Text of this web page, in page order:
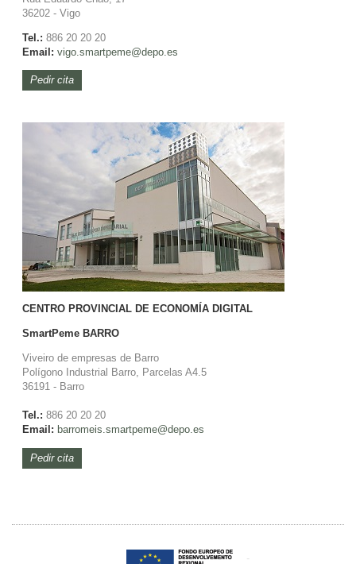
36202 - Vigo
Tel.: 886 20 20 20
Email: vigo.smartpeme@depo.es
Pedir cita
CENTRO PROVINCIAL DE ECONOMÍA DIGITAL
SmartPeme BARRO
Viveiro de empresas de Barro
Polígono Industrial Barro, Parcelas A4.5
36191 - Barro
Tel.: 886 20 20 20
Email: barromeis.smartpeme@depo.es
Pedir cita